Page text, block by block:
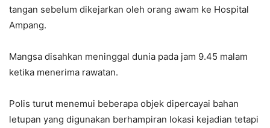
tangan sebelum dikejarkan oleh orang awam ke Hospital
Ampang.
Mangsa disahkan meninggal dunia pada jam 9.45 malam
ketika menerima rawatan.
Polis turut menemui beberapa objek dipercayai bahan
letupan yang digunakan berhampiran lokasi kejadian tetapi